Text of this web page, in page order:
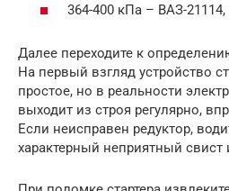
364-400 кПа – ВАЗ-21114,
Далее переходите к
На первый взгляд устройство
простое, но в реальности
выходит из строя регулярно,
Если неисправен редуктор,
характерный неприятный свист